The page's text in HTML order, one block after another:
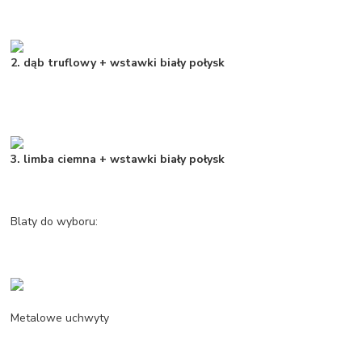
2. dąb truflowy + wstawki biały połysk
3. limba ciemna + wstawki biały połysk
Blaty do wyboru:
Metalowe uchwyty